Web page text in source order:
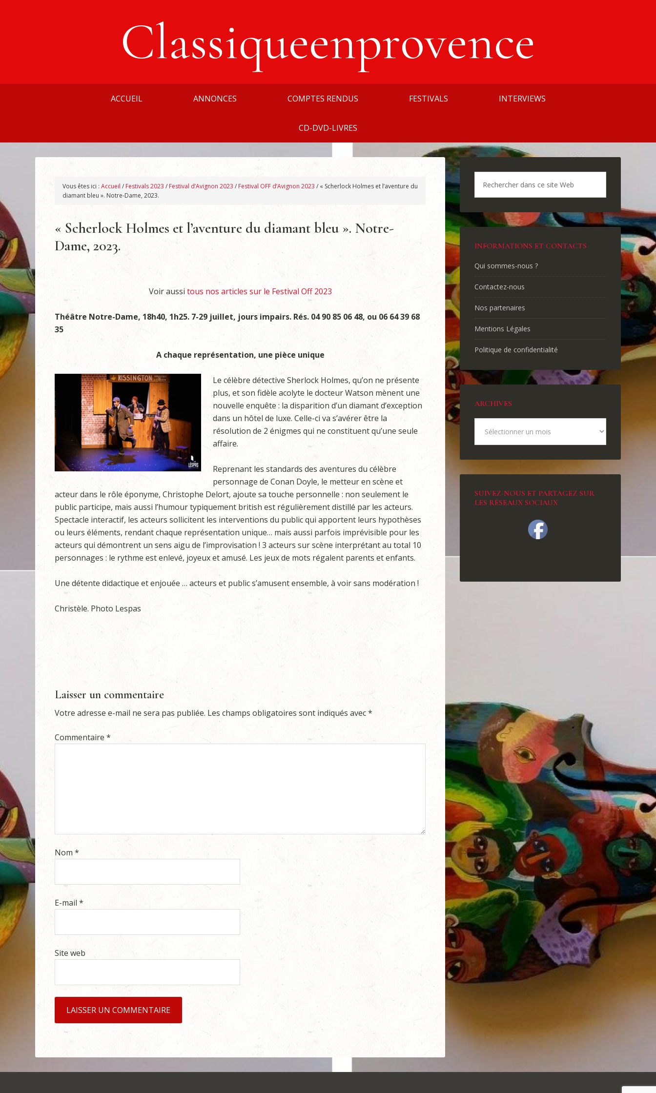
Classiqueenprovence
ACCUEIL ANNONCES COMPTES RENDUS FESTIVALS INTERVIEWS
CD-DVD-LIVRES
Vous êtes ici : Accueil / Festivals 2023 / Festival d’Avignon 2023 / Festival OFF d’Avignon 2023 / « Scherlock Holmes et l’aventure du
diamant bleu ». Notre-Dame, 2023.
« Scherlock Holmes et l’aventure du diamant bleu ». Notre-
Dame, 2023.
Voir aussi tous nos articles sur le Festival Off 2023
Théâtre Notre-Dame, 18h40, 1h25. 7-29 juillet, jours impairs. Rés. 04 90 85 06 48, ou 06 64 39 68
35
A chaque représentation, une pièce unique
Le célèbre détective Sherlock Holmes, qu’on ne présente
plus, et son fidèle acolyte le docteur Watson mènent une
nouvelle enquête : la disparition d’un diamant d’exception
dans un hôtel de luxe. Celle-ci va s’avérer être la
résolution de 2 énigmes qui ne constituent qu’une seule
affaire.
Reprenant les standards des aventures du célèbre
personnage de Conan Doyle, le metteur en scène et
acteur dans le rôle éponyme, Christophe Delort, ajoute sa touche personnelle : non seulement le
public participe, mais aussi l’humour typiquement british est régulièrement distillé par les acteurs.
Spectacle interactif, les acteurs sollicitent les interventions du public qui apportent leurs hypothèses
ou leurs éléments, rendant chaque représentation unique… mais aussi parfois imprévisible pour les
acteurs qui démontrent un sens aigu de l’improvisation ! 3 acteurs sur scène interprétant au total 10
personnages : le rythme est enlevé, joyeux et amusé. Les jeux de mots régalent parents et enfants.
Une détente didactique et enjouée … acteurs et public s’amusent ensemble, à voir sans modération !
Christèle. Photo Lespas
Laisser un commentaire
Votre adresse e-mail ne sera pas publiée. Les champs obligatoires sont indiqués avec*
Commentaire *
Nom *
E-mail *
Site web
INFORMATIONS ET CONTACTS
Qui sommes-nous ?
Contactez-nous
Nos partenaires
Mentions Légales
Politique de confidentialité
ARCHIVES
SUIVEZ-NOUS ET PARTAGEZ SUR
LES RÉSEAUX SOCIAUX